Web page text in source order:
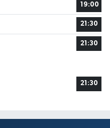
19:00
21:30
21:30
21:30